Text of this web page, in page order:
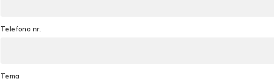
Telefono nr.
Tema